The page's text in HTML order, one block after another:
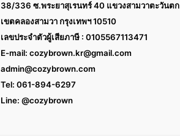
38/336 ซ.พระยาสุเรนทร์ 40 แขวงสามวาตะวันตก
เขตคลองสามวา กรุงเทพฯ 10510
เลขประจำตัวผู้เสียภาษี : 0105567113471
E-mail: cozybrown.kr@gmail.com
admin@cozybrown.com
Tel: 061-894-6297
Line: @cozybrown